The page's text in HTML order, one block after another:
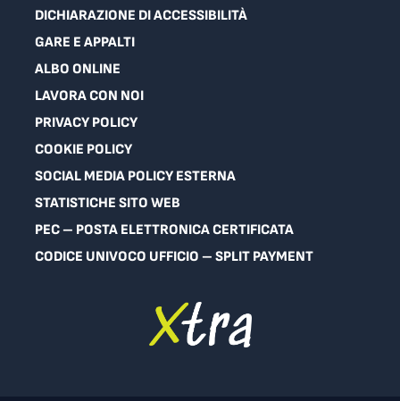
DICHIARAZIONE DI ACCESSIBILITÀ
GARE E APPALTI
ALBO ONLINE
LAVORA CON NOI
PRIVACY POLICY
COOKIE POLICY
SOCIAL MEDIA POLICY ESTERNA
STATISTICHE SITO WEB
PEC – POSTA ELETTRONICA CERTIFICATA
CODICE UNIVOCO UFFICIO – SPLIT PAYMENT